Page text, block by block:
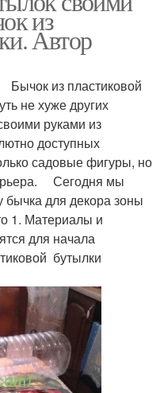
из
Автор
из пластиковой
не хуже других
руками из
доступных
садовые фигуры, но
Сегодня мы
бычка для декора зоны
1. Материалы и
для начала
бутылки